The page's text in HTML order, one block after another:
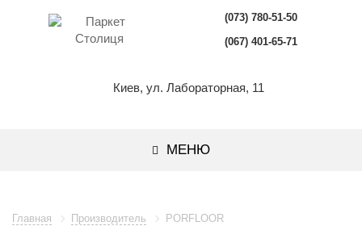
(073) 780-51-50
(067) 401-65-71
Киев, ул. Лабораторная, 11
МЕНЮ
Главная Производитель PORFLOOR